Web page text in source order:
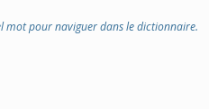
mot pour naviguer dans le dictionnaire.